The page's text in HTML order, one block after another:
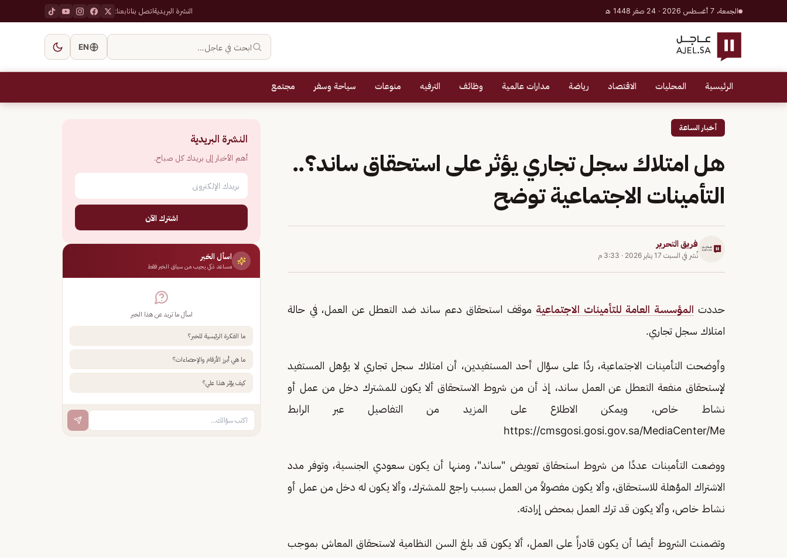
الجمعة، 7 أغسطس 2026 · 24 صفر 1448 هـ النشرة البريديةاتصل بناتابعنا:
ابحث في عاجل… EN
الرئيسية المحليات الاقتصاد رياضة مدارات عالمية وظائف الترفيه منوعات سياحة وسفر مجتمع
أخبار الساعة
هل امتلاك سجل تجاري يؤثر على استحقاق ساند؟..
التأمينات الاجتماعية توضح
فريق التحرير
نُشر في السبت 17 يناير 2026 · 3:33 م
حددت المؤسسة العامة للتأمينات الاجتماعية موقف استحقاق دعم ساند ضد التعطل عن العمل، في حالة
امتلاك سجل تجاري.
وأوضحت التأمينات الاجتماعية، ردًا على سؤال أحد المستفيدين، أن امتلاك سجل تجاري لا يؤهل المستفيد
لإستحقاق منفعة التعطل عن العمل ساند، إذ أن من شروط الاستحقاق ألا يكون للمشترك دخل من عمل أو
نشاط خاص، ويمكن الاطلاع على المزيد من التفاصيل عبر الرابط
https://cmsgosi.gosi.gov.sa/MediaCenter/Me
ووضعت التأمينات عددًا من شروط استحقاق تعویض "ساند"، ومنها أن يكون سعودي الجنسية، وتوفر مدد
الاشتراك المؤهلة للاستحقاق، وألا يكون مفصولاً من العمل بسبب راجع للمشترك، وألا يكون له دخل من عمل أو
نشاط خاص، وألا يكون قد ترك العمل بمحض إرادته.
وتضمنت الشروط أيضا أن يكون قادراً على العمل، ألا يكون قد بلغ السن النظامية لاستحقاق المعاش بموجب
النشرة البريدية
أهم الأخبار إلى بريدك كل صباح.
اشترك الآن
اسأل الخبر
مساعد ذكي يجيب من سياق الخبر فقط
اسأل ما تريد عن هذا الخبر
ما الفكرة الرئيسية للخبر؟
ما هي أبرز الأرقام والإحصاءات؟
كيف يؤثر هذا علي؟